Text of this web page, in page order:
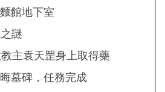
館地下室
謎
主袁天罡身上取得藥
墓碑，任務完成